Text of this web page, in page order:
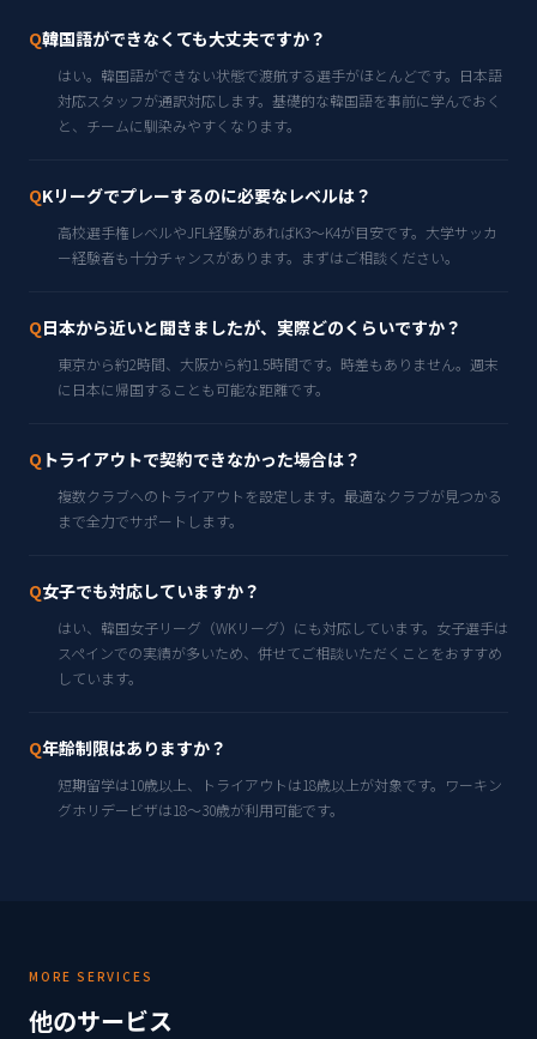
Q韓国語ができなくても大丈夫ですか？
はい。韓国語ができない状態で渡航する選手がほとんどです。日本語
対応スタッフが通訳対応します。基礎的な韓国語を事前に学んでおく
と、チームに馴染みやすくなります。
QKリーグでプレーするのに必要なレベルは？
高校選手権レベルやJFL経験があればK3〜K4が目安です。大学サッカ
ー経験者も十分チャンスがあります。まずはご相談ください。
Q日本から近いと聞きましたが、実際どのくらいですか？
東京から約2時間、大阪から約1.5時間です。時差もありません。週末
に日本に帰国することも可能な距離です。
Q トライアウトで契約できなかった場合は？
複数クラブへのトライアウトを設定します。最適なクラブが見つかる
まで全力でサポートします。
Q女子でも対応していますか？
はい、韓国女子リーグ（WKリーグ）にも対応しています。女子選手は
スペインでの実績が多いため、併せてご相談いただくことをおすすめ
しています。
Q年齢制限はありますか？
短期留学は10歳以上、トライアウトは18歳以上が対象です。ワーキン
グホリデービザは18〜30歳が利用可能です。
MORE SERVICES
他のサービス